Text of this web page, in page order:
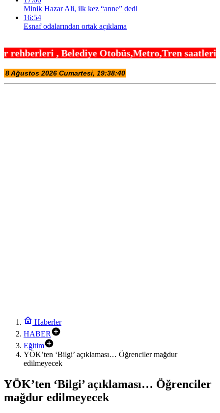
Minik Hazar Ali, ilk kez “anne” dedi
16:54
Esnaf odalarından ortak açıklama
, Belediye Otobüs,Metro,Tren saatleri
Haberler
HABER
Eğitim
YÖK’ten ‘Bilgi’ açıklaması… Öğrenciler mağdur
edilmeyecek
YÖK’ten ‘Bilgi’ açıklaması… Öğrenciler
mağdur edilmeyecek